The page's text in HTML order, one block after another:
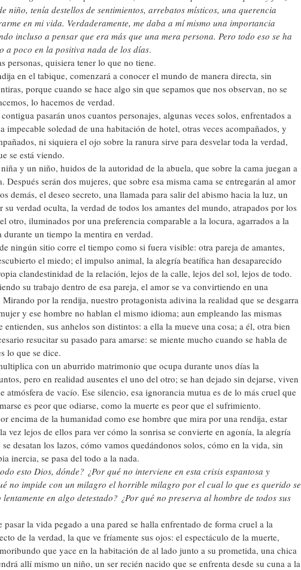
niño, tenía destellos de sentimientos, arrebatos místicos, una querencia
en mi vida. Verdaderamente, me daba a mí mismo una importancia
incluso a pensar que era más que una mera persona. Pero todo eso se ha
a poco en la positiva nada de los días.
personas, quisiera tener lo que no tiene.
en el tabique, comenzará a conocer el mundo de manera directa, sin
porque cuando se hace algo sin que sepamos que nos observan, no se
lo hacemos de verdad.
pasarán unos cuantos personajes, algunas veces solos, enfrentados a
impecable soledad de una habitación de hotel, otras veces acompañados, y
ni siquiera el ojo sobre la ranura sirve para desvelar toda la verdad,
se está viendo.
y un niño, huidos de la autoridad de la abuela, que sobre la cama juegan a
Después serán dos mujeres, que sobre esa misma cama se entregarán al amor
demás, el deseo secreto, una llamada para salir del abismo hacia la luz, un
su verdad oculta, la verdad de todos los amantes del mundo, atrapados por los
otro, iluminados por una preferencia comparable a la locura, agarrados a la
un tiempo la mentira en verdad.
ningún sitio corre el tiempo como si fuera visible: otra pareja de amantes,
el miedo; el impulso animal, la alegría beatífica han desaparecido
clandestinidad de la relación, lejos de la calle, lejos del sol, lejos de todo.
su trabajo dentro de esa pareja, el amor se va convirtiendo en una
por la rendija, nuestro protagonista adivina la realidad que se desgarra
y ese hombre no hablan el mismo idioma; aun empleando las mismas
entienden, sus anhelos son distintos: a ella la mueve una cosa; a él, otra bien
resucitar su pasado para amarse: se miente mucho cuando se habla de
lo que se dice.
con un aburrido matrimonio que ocupa durante unos días la
pero en realidad ausentes el uno del otro; se han dejado sin dejarse, viven
atmósfera de vacío. Ese silencio, esa ignorancia mutua es de lo más cruel que
es peor que odiarse, como la muerte es peor que el sufrimiento.
encima de la humanidad como ese hombre que mira por una rendija, estar
vez lejos de ellos para ver cómo la sonrisa se convierte en agonía, la alegría
desatan los lazos, cómo vamos quedándonos solos, cómo en la vida, sin
inercia, se pasa del todo a la nada.
esto Dios, dónde? ¿Por qué no interviene en esta crisis espantosa y
no impide con un milagro el horrible milagro por el cual lo que es querido se
en algo detestado? ¿Por qué no preserva al hombre de todos sus
pasar la vida pegado a una pared se halla enfrentado de forma cruel a la
de la verdad, la que ve fríamente sus ojos: el espectáculo de la muerte,
que yace en la habitación de al lado junto a su prometida, una chica
allí mismo un niño, un ser recién nacido que se enfrenta desde su cuna a la